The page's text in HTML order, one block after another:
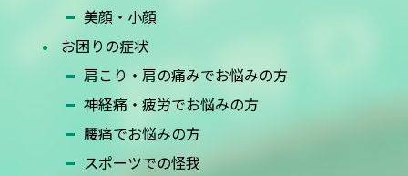
美顔・小顔
お困りの症状
肩こり・肩の痛みでお悩みの方
神経痛・疲労でお悩みの方
腰痛でお悩みの方
スポーツでの怪我